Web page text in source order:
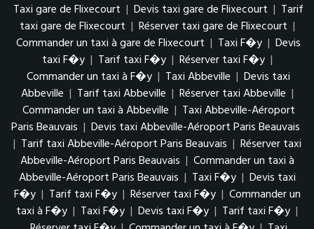
Taxi gare de Flixecourt | Devis taxi gare de Flixecourt | Tarif
taxi gare de Flixecourt | Réserver taxi gare de Flixecourt |
Commander un taxi à gare de Flixecourt | Taxi F�y | Devis
taxi F�y | Tarif taxi F�y | Réserver taxi F�y |
Commander un taxi à F�y | Taxi Abbeville | Devis taxi
Abbeville | Tarif taxi Abbeville | Réserver taxi Abbeville |
Commander un taxi à Abbeville | Taxi Abbeville-Aéroport
Paris Beauvais | Devis taxi Abbeville-Aéroport Paris Beauvais
| Tarif taxi Abbeville-Aéroport Paris Beauvais | Réserver taxi
Abbeville-Aéroport Paris Beauvais | Commander un taxi à
Abbeville-Aéroport Paris Beauvais | Taxi F�y | Devis taxi
F�y | Tarif taxi F�y | Réserver taxi F�y | Commander un
taxi à F�y | Taxi F�y | Devis taxi F�y | Tarif taxi F�y |